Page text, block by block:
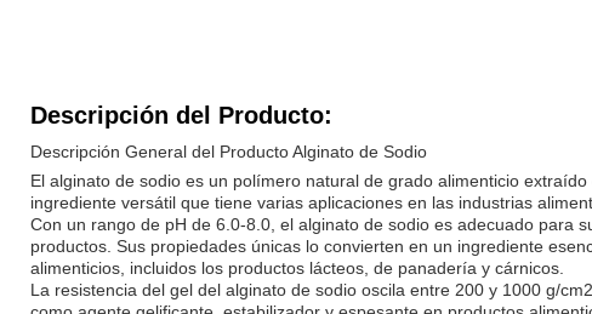
Descripción del Producto:
Descripción General del Producto Alginato de Sodio
El alginato de sodio es un polímero natural de grado alimenticio
ingrediente versátil que tiene varias aplicaciones en las industrias
Con un rango de pH de 6.0-8.0, el alginato de sodio es adecuado para
productos. Sus propiedades únicas lo convierten en un ingrediente
alimenticios, incluidos los productos lácteos, de panadería y cárnicos.
La resistencia del gel del alginato de sodio oscila entre 200 y 1000 g/